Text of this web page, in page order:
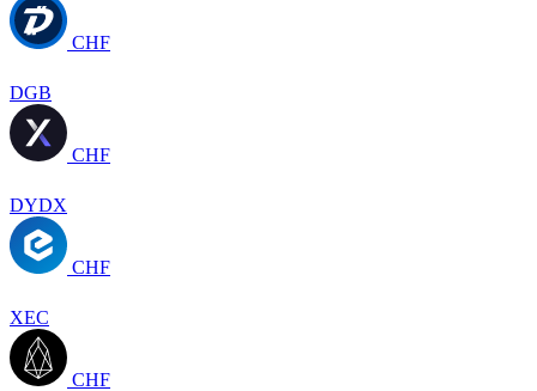
CHF
DGB
CHF
DYDX
CHF
XEC
CHF